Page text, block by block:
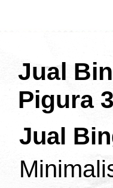
Jual
Pigura
Jual